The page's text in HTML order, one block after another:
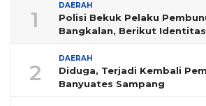
1
DAERAH
Polisi Bekuk Pelaku
Bangkalan, Berikut
2
DAERAH
Diduga, Terjadi Kembali
Banyuates Sampang